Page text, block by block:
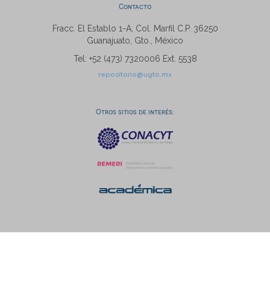
Contacto
Fracc. El Establo 1-A, Col. Marfil C.P. 36250
Guanajuato, Gto., México
Tel: +52 (473) 7320006 Ext. 5538
repositorio@ugto.mx
Otros sitios de interés: